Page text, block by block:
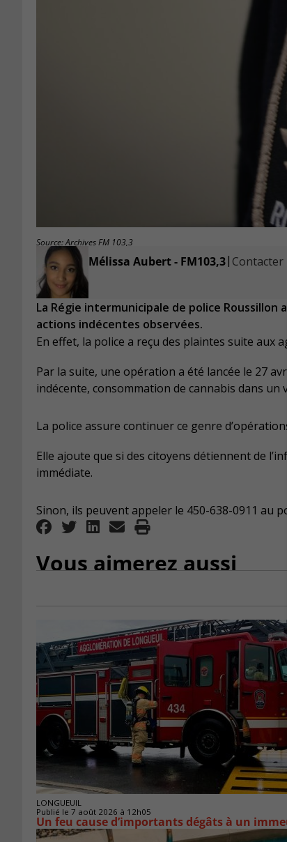
Source: Archives FM 103,3
Mélissa Aubert - FM103,3| Contacter
La Régie intermunicipale de police Roussillon
actions indécentes observées.
En effet, la police a reçu des plaintes suite aux
Par la suite, une opération a été lancée le 27
indécente, consommation de cannabis dans
La police assure continuer ce genre
Elle ajoute que si des citoyens détiennent de
immédiate.
Sinon, ils peuvent appeler le 450-638-0911 au
Vous aimerez aussi
LONGUEUIL
Publié le 7 août 2026 à 12h05
Un feu cause d’importants dégâts à un